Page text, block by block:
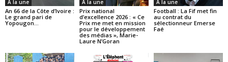
A la une
An 66 de la Côte d’Ivoire :
Le grand pari de
Yopougon…
A la une
Prix national
d’excellence 2026 : « Ce
Prix me met en mission
pour le développement
des médias », Marie-
Laure N’Goran
A la une
Football : La Fif met fin
au contrat du
sélectionneur Emerse
Faé